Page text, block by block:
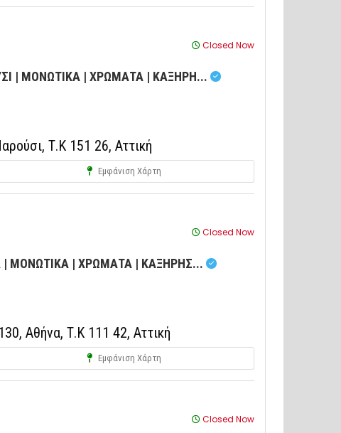
Closed Now
| ΜΟΝΩΤΙΚΑ | ΧΡΩΜΑΤΑ | ΚΑΞΗΡΗ...
Τ.Κ 151 26, Αττική
Εμφάνιση Χάρτη
Closed Now
ΜΟΝΩΤΙΚΑ | ΧΡΩΜΑΤΑ | ΚΑΞΗΡΗΣ...
Αθήνα, Τ.Κ 111 42, Αττική
Εμφάνιση Χάρτη
Closed Now